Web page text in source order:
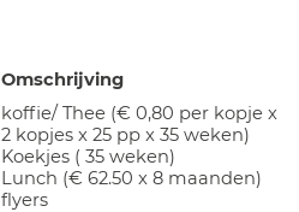
Omschrijving
koffie/ Thee (€ 0,80 per kopje x
2 kopjes x 25 pp x 35 weken)
Koekjes ( 35 weken)
Lunch (€ 62.50 x 8 maanden)
flyers